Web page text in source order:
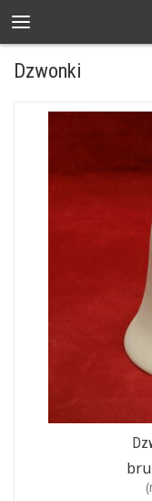
Dzwonki